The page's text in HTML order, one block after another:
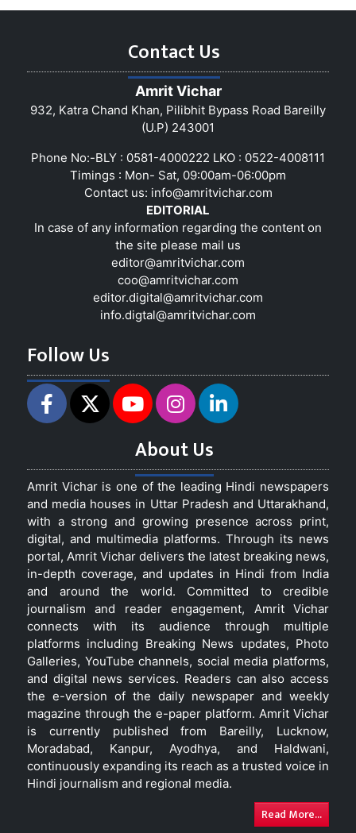
Contact Us
Amrit Vichar
932, Katra Chand Khan, Pilibhit Bypass Road Bareilly
(U.P) 243001
Phone No:-BLY : 0581-4000222 LKO : 0522-4008111
Timings : Mon- Sat, 09:00am-06:00pm
Contact us: info@amritvichar.com
EDITORIAL
In case of any information regarding the content on
the site please mail us
editor@amritvichar.com
coo@amritvichar.com
editor.digital@amritvichar.com
info.digtal@amritvichar.com
Follow Us
About Us
Amrit Vichar is one of the leading Hindi newspapers
and media houses in Uttar Pradesh and Uttarakhand,
with a strong and growing presence across print,
digital, and multimedia platforms. Through its news
portal, Amrit Vichar delivers the latest breaking news,
in-depth coverage, and updates in Hindi from India
and around the world. Committed to credible
journalism and reader engagement, Amrit Vichar
connects with its audience through multiple
platforms including Breaking News updates, Photo
Galleries, YouTube channels, social media platforms,
and digital news services. Readers can also access
the e-version of the daily newspaper and weekly
magazine through the e-paper platform. Amrit Vichar
is currently published from Bareilly, Lucknow,
Moradabad, Kanpur, Ayodhya, and Haldwani,
continuously expanding its reach as a trusted voice in
Hindi journalism and regional media.
Read More...